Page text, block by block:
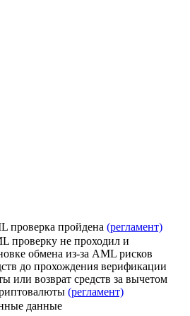
проверка пройдена (регламент)
проверку не проходил и
обмена из-за AML рисков
до прохождения верификации
или возврат средств за вычетом
(регламент)
данные